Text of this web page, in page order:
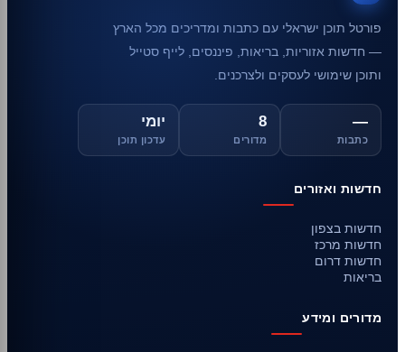
פורטל תוכן ישראלי עם כתבות ומדריכים מכל הארץ
— חדשות אזוריות, בריאות, פיננסים, לייף סטייל
ותוכן שימושי לעסקים ולצרכנים.
—
כתבות
8
מדורים
יומי
עדכון תוכן
חדשות ואזורים
חדשות בצפון
חדשות מרכז
חדשות דרום
בריאות
מדורים ומידע